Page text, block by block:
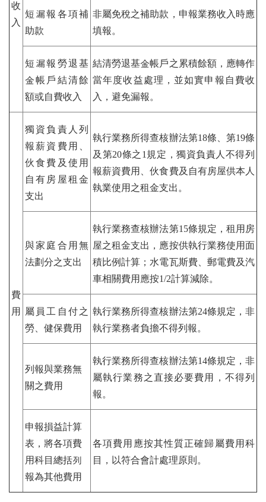
收
入
短漏報各項補
助款
非屬免稅之補助款，申報業務收入時應
填報。
短漏報勞退基
金帳戶結清餘
額或自費收入
結清勞退基金帳戶之累積餘額，應轉作
當年度收益處理，並如實申報自費收
入，避免漏報。
費
用
獨資負責人列
報薪資費用、
伙食費及使用
自有房屋租金
支出
執行業務所得查核辦法第18條、第19條
及第20條之1規定，獨資負責人不得列
報薪資費用、伙食費及自有房屋供本人
執業使用之租金支出。
與家庭合用無
法劃分之支出
執行業務查核辦法第15條規定，租用房
屋之租金支出，應按供執行業務使用面
積比例計算；水電瓦斯費、郵電費及汽
車相關費用應按1/2計算減除。
屬員工自付之
勞、健保費用
執行業務所得查核辦法第24條規定，非
執行業務者負擔不得列報。
列報與業務無
關之費用
執行業務所得查核辦法第14條規定，非
屬執行業務之直接必要費用，不得列
報。
申報損益計算
表，將各項費
用科目總括列
報為其他費用
各項費用應按其性質正確歸屬費用科
目，以符合會計處理原則。